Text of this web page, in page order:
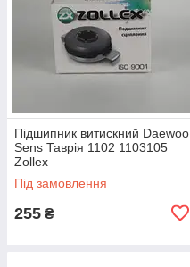
Підшипник витискний Daewoo
Sens Таврія 1102 1103105
Zollex
Під замовлення
255 ₴